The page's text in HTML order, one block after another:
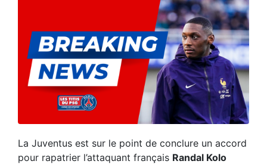
La Juventus est sur le point de conclure un accord
pour rapatrier l’attaquant français Randal Kolo